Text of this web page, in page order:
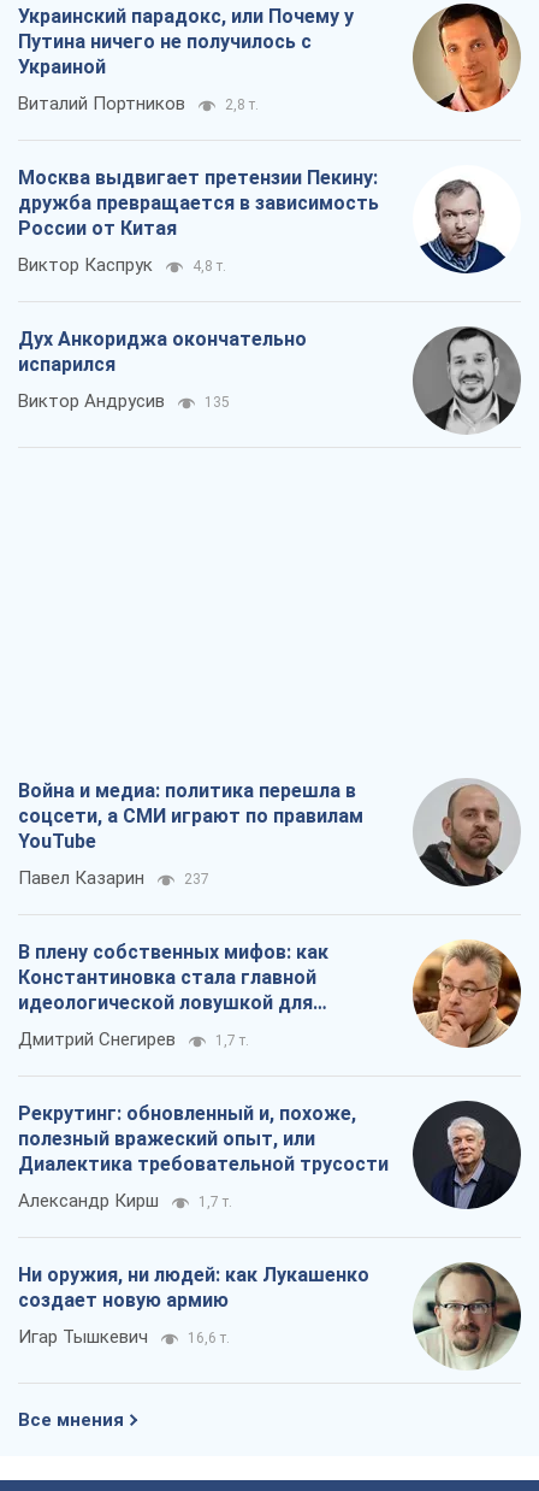
Украинский парадокс, или Почему у
Путина ничего не получилось с
Украиной
Виталий Портников 2,8 т.
Москва выдвигает претензии Пекину:
дружба превращается в зависимость
России от Китая
Виктор Каспрук 4,8 т.
Дух Анкориджа окончательно
испарился
Виктор Андрусив 135
Война и медиа: политика перешла в
соцсети, а СМИ играют по правилам
YouTube
Павел Казарин 237
В плену собственных мифов: как
Константиновка стала главной
идеологической ловушкой для
российских оккупантов
Дмитрий Снегирев 1,7 т.
Рекрутинг: обновленный и, похоже,
полезный вражеский опыт, или
Диалектика требовательной трусости
Александр Кирш 1,7 т.
Ни оружия, ни людей: как Лукашенко
создает новую армию
Игар Тышкевич 16,6 т.
Все мнения